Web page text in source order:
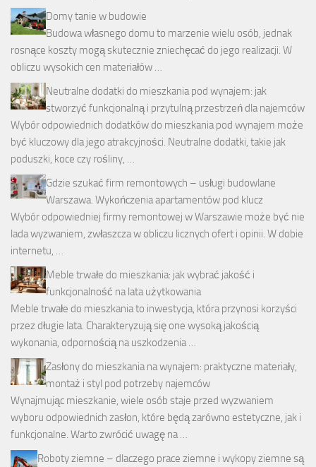
Domy tanie w budowie
Budowa własnego domu to marzenie wielu osób, jednak
rosnące koszty mogą skutecznie zniechęcać do jego realizacji. W
obliczu wysokich cen materiałów …
Neutralne dodatki do mieszkania pod wynajem: jak
stworzyć funkcjonalną i przytulną przestrzeń dla najemców
Wybór odpowiednich dodatków do mieszkania pod wynajem może
być kluczowy dla jego atrakcyjności. Neutralne dodatki, takie jak
poduszki, koce czy rośliny, …
Gdzie szukać firm remontowych – usługi budowlane
Warszawa. Wykończenia apartamentów pod klucz
Wybór odpowiedniej firmy remontowej w Warszawie może być nie
lada wyzwaniem, zwłaszcza w obliczu licznych ofert i opinii. W dobie
internetu, …
Meble trwałe do mieszkania: jak wybrać jakość i
funkcjonalność na lata użytkowania
Meble trwałe do mieszkania to inwestycja, która przynosi korzyści
przez długie lata. Charakteryzują się one wysoką jakością
wykonania, odpornością na uszkodzenia …
Zasłony do mieszkania na wynajem: praktyczne materiały,
montaż i styl pod potrzeby najemców
Wynajmując mieszkanie, wiele osób staje przed wyzwaniem
wyboru odpowiednich zasłon, które będą zarówno estetyczne, jak i
funkcjonalne. Warto zwrócić uwagę na …
Roboty ziemne – dlaczego prace ziemne i wykopy ziemne są